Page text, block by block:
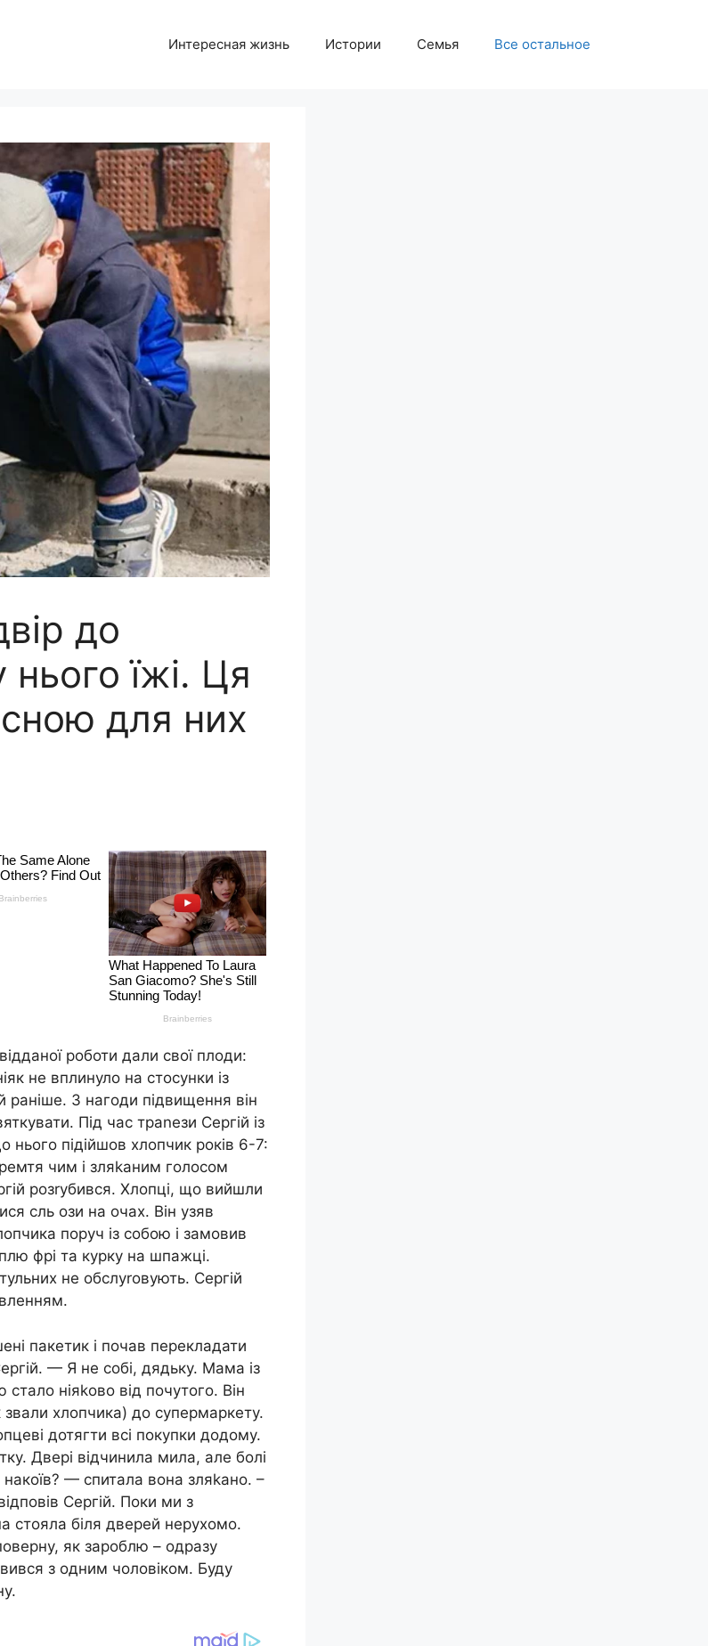
Интересная жизнь Истории Семья Все остальное
до
нього їжі. Ця
для них
роботи дали свої плоди:
не вплинуло на стосунки із
З нагоди підвищення він
Під час траnези Сергій із
підійшов хлопчик років 6-7:
чим і зляkаним голосом
розrубився. Хлопці, що вийшли
сль ози на очах. Він узяв
поруч із собою і замовив
фрі та курку на шпажці.
не обслуrовують. Сергій
пакетик і почав перекладати
— Я не собі, дядьку. Мама із
ніяkово від почутого. Він
звали хлопчика) до супермаркету.
дотягти всі покупки додому.
Двері відчинила мила, але болі
— спитала вона зляkано. –
Сергій. Поки ми з
стояла біля дверей нерухомо.
як зароблю – одразу
з одним чоловіком. Буду